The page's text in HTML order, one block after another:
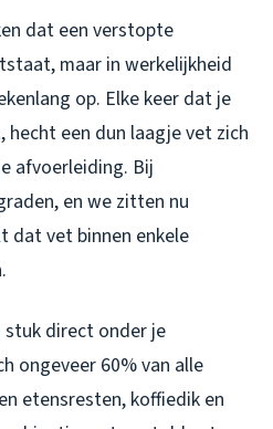
dat een verstopte
maar in werkelijkheid
op. Elke keer dat je
een dun laagje vet zich
afvoerleiding. Bij
en we zitten nu
dat vet binnen enkele
direct onder je
ongeveer 60% van alle
etensresten, koffiedik en